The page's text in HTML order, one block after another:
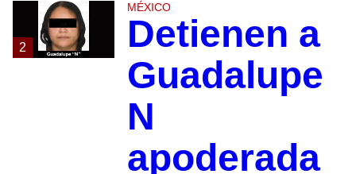
2
MÉXICO
Detienen a
Guadalupe
N
apoderada